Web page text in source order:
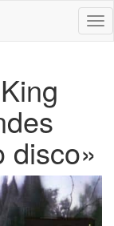
disco»